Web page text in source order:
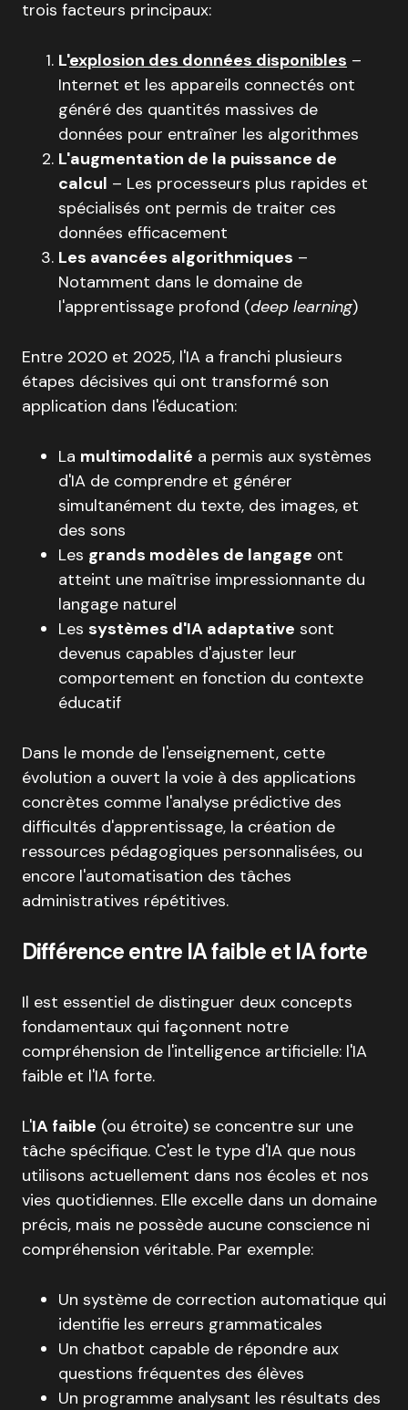
trois facteurs principaux:
L'explosion des données disponibles –
Internet et les appareils connectés ont
généré des quantités massives de
données pour entraîner les algorithmes
L'augmentation de la puissance de
calcul – Les processeurs plus rapides et
spécialisés ont permis de traiter ces
données efficacement
Les avancées algorithmiques –
Notamment dans le domaine de
l'apprentissage profond (deep learning)
Entre 2020 et 2025, l'IA a franchi plusieurs
étapes décisives qui ont transformé son
application dans l'éducation:
La multimodalité a permis aux systèmes
d'IA de comprendre et générer
simultanément du texte, des images, et
des sons
Les grands modèles de langage ont
atteint une maîtrise impressionnante du
langage naturel
Les systèmes d'IA adaptative sont
devenus capables d'ajuster leur
comportement en fonction du contexte
éducatif
Dans le monde de l'enseignement, cette
évolution a ouvert la voie à des applications
concrètes comme l'analyse prédictive des
difficultés d'apprentissage, la création de
ressources pédagogiques personnalisées, ou
encore l'automatisation des tâches
administratives répétitives.
Différence entre IA faible et IA forte
Il est essentiel de distinguer deux concepts
fondamentaux qui façonnent notre
compréhension de l'intelligence artificielle: l'IA
faible et l'IA forte.
L'IA faible (ou étroite) se concentre sur une
tâche spécifique. C'est le type d'IA que nous
utilisons actuellement dans nos écoles et nos
vies quotidiennes. Elle excelle dans un domaine
précis, mais ne possède aucune conscience ni
compréhension véritable. Par exemple:
Un système de correction automatique qui
identifie les erreurs grammaticales
Un chatbot capable de répondre aux
questions fréquentes des élèves
Un programme analysant les résultats des